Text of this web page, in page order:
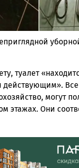
туалет
действующим».
могут
этажах. Они